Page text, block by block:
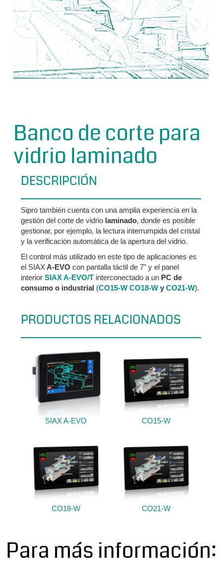
Banco de corte para
vidrio laminado
DESCRIPCIÓN
Sipro también cuenta con una amplia experiencia en la
gestión del corte de vidrio laminado, donde es posible
gestionar, por ejemplo, la lectura interrumpida del cristal
y la verificación automática de la apertura del vidrio.
El control más utilizado en este tipo de aplicaciones es
el SIAX A-EVO con pantalla táctil de 7" y el panel
interior SIAX A-EVO/T interconectado a un PC de
consumo o industrial (CO15-W CO18-W y CO21-W).
PRODUCTOS RELACIONADOS
SIAX A-EVO CO15-W
CO18-W CO21-W
Para más información: